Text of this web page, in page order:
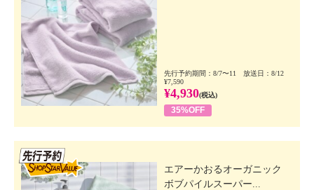
先行予約期間：8/7〜11 放送日：8/12
¥7,590
¥4,930(税込)
35%OFF
エアーかおるオーガニック
ボブパイルスーパー...